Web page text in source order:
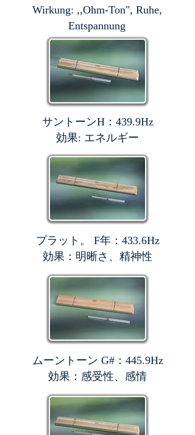
Wirkung: ,,Ohm-Ton", Ruhe,
Entspannung
サントーンH：439.9Hz
効果: エネルギー
プラット。 F年：433.6Hz
効果：明晰さ、精神性
ムーントーン G#：445.9Hz
効果：感受性、感情